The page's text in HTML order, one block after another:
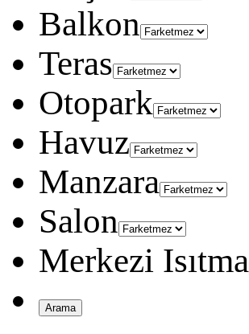
Balkon
Teras
Otopark
Havuz
Manzara
Salon
Merkezi Isıtma